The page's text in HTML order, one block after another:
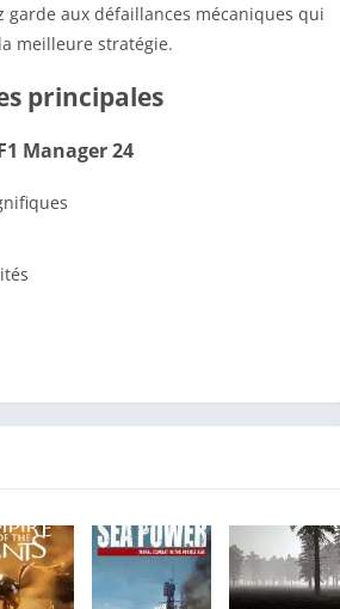
garde aux défaillances mécaniques qui
meilleure stratégie.
principales
Manager 24